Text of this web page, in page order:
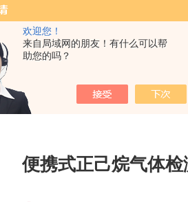
欢迎您！
来自局域网的朋友！有什么可以帮
助您的吗？
二氧化碳气体检测仪 JES-MS400W-
便携式正己烷气体检